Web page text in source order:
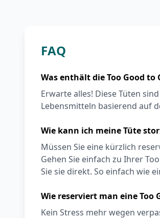
FAQ
Was enthält die Too Good to
Erwarte alles! Diese Tüten
Lebensmitteln basierend auf
Wie kann ich meine Tüte
Müssen Sie eine kürzlich
Gehen Sie einfach zu Ihrer
Sie sie direkt. So einfach wie
Wie reserviert man eine Too
Kein Stress mehr wegen